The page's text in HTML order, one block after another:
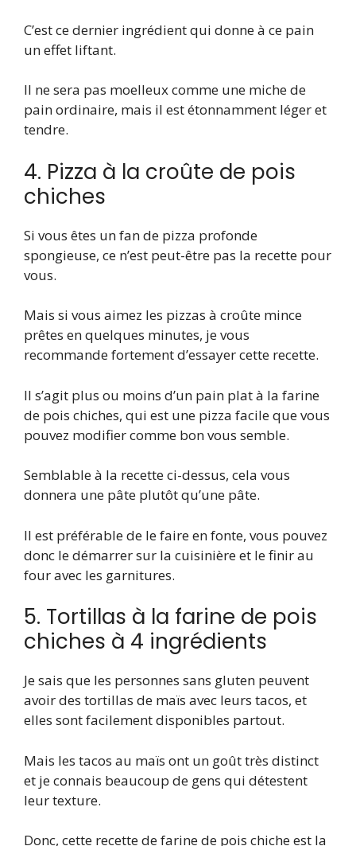
C’est ce dernier ingrédient qui donne à ce pain
un effet liftant.
Il ne sera pas moelleux comme une miche de
pain ordinaire, mais il est étonnamment léger et
tendre.
4. Pizza à la croûte de pois
chiches
Si vous êtes un fan de pizza profonde
spongieuse, ce n’est peut-être pas la recette pour
vous.
Mais si vous aimez les pizzas à croûte mince
prêtes en quelques minutes, je vous
recommande fortement d’essayer cette recette.
Il s’agit plus ou moins d’un pain plat à la farine
de pois chiches, qui est une pizza facile que vous
pouvez modifier comme bon vous semble.
Semblable à la recette ci-dessus, cela vous
donnera une pâte plutôt qu’une pâte.
Il est préférable de le faire en fonte, vous pouvez
donc le démarrer sur la cuisinière et le finir au
four avec les garnitures.
5. Tortillas à la farine de pois
chiches à 4 ingrédients
Je sais que les personnes sans gluten peuvent
avoir des tortillas de maïs avec leurs tacos, et
elles sont facilement disponibles partout.
Mais les tacos au maïs ont un goût très distinct
et je connais beaucoup de gens qui détestent
leur texture.
Donc, cette recette de farine de pois chiche est la